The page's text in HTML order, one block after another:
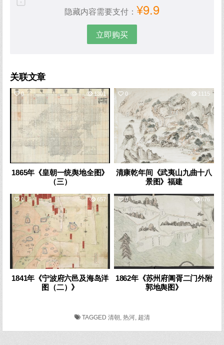
隐藏内容需要支付： ¥9.9
立即购买
关联文章
0 1301
1865年《皇朝一统舆地全图》
（三）
0 1115
清康乾年间《武夷山九曲十八
景图》福建
0 657
1841年《宁波府六邑及海岛洋
图（二）》
0 676
1862年《苏州府阊胥二门外附
郭地舆图》
TAGGED 清朝 热河, 超清